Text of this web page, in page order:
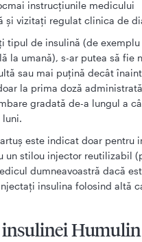
instrucţiunile medicului
şi vizitaţi regulat clinica de
tipul de insulină (de exemplu
la umană), s-ar putea să fie
sau mai puţină decât
la prima doză
gradată de-a lungul a
luni.
este indicat doar pentru
un stilou injector reutilizabil
dumneavoastră dacă
insulina folosind altă
insulinei